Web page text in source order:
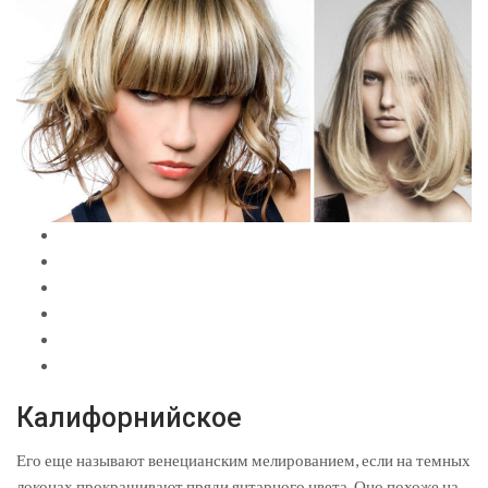
Калифорнийское
Его еще называют венецианским мелированием, если на темных